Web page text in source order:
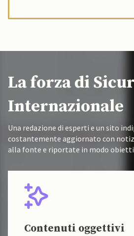
La forza di
Internazionale
Una redazione di esperti e un sito
costantemente aggiornato con
alla fonte e riportate in modo
Contenuti oggettivi